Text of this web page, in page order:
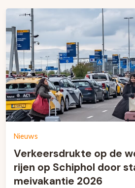
Nieuws
Verkeersdrukte op de
rijen op Schiphol door
meivakantie 2026